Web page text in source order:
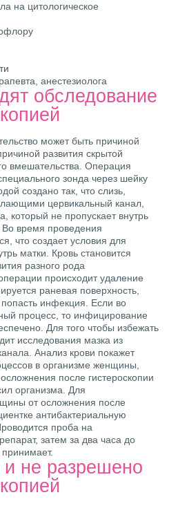
на цитологическое
анестезиолога
обследование
может быть причиной
развития скрытой
вмешательства. Операция
зонда через шейку
создано так, что слизь,
цервикальный канал,
который не пропускает внутрь
время проведения
что создает условия для
матки. Кровь становится
разного рода
происходит удаление
раневая поверхность,
инфекция. Если во
процесс, то инфицирование
Для того чтобы избежать
исследования мазка из
Анализ крови покажет
в организме женщины,
после гистероскопии
организма. Для
от осложнения после
антибактериальную
проба на
затем за два часа до
принимает.
не разрешено